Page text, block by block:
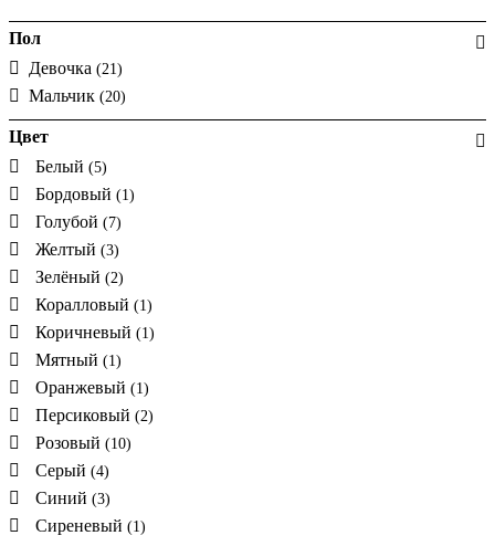
Пол
Девочка (21)
Мальчик (20)
Цвет
Белый (5)
Бордовый (1)
Голубой (7)
Желтый (3)
Зелёный (2)
Коралловый (1)
Коричневый (1)
Мятный (1)
Оранжевый (1)
Персиковый (2)
Розовый (10)
Серый (4)
Синий (3)
Сиреневый (1)